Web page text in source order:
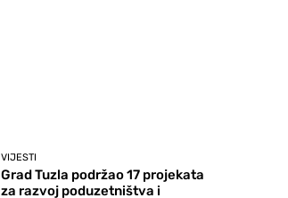
VIJESTI
Grad Tuzla podržao 17 projekata
za razvoj poduzetništva i